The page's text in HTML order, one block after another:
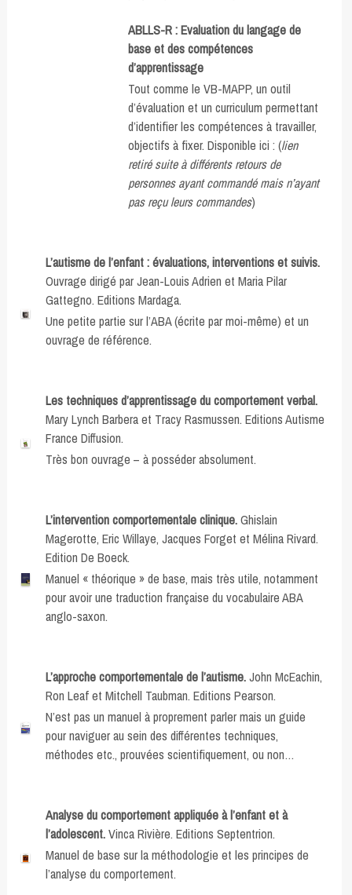
ABLLS-R : Evaluation du langage de
base et des compétences
d’apprentissage
Tout comme le VB-MAPP, un outil
d’évaluation et un curriculum permettant
d’identifier les compétences à travailler,
objectifs à fixer. Disponible ici : (lien
retiré suite à différents retours de
personnes ayant commandé mais n’ayant
pas reçu leurs commandes)
L’autisme de l’enfant : évaluations, interventions et suivis.
Ouvrage dirigé par Jean-Louis Adrien et Maria Pilar
Gattegno. Editions Mardaga.
Une petite partie sur l’ABA (écrite par moi-même) et un
ouvrage de référence.
Les techniques d’apprentissage du comportement verbal.
Mary Lynch Barbera et Tracy Rasmussen. Editions Autisme
France Diffusion.
Très bon ouvrage – à posséder absolument.
L’intervention comportementale clinique.Ghislain
Magerotte, Eric Willaye, Jacques Forget et Mélina Rivard.
Edition De Boeck.
Manuel « théorique » de base, mais très utile, notamment
pour avoir une traduction française du vocabulaire ABA
anglo-saxon.
L’approche comportementale de l’autisme.John McEachin,
Ron Leaf et Mitchell Taubman. Editions Pearson.
N’est pas un manuel à proprement parler mais un guide
pour naviguer au sein des différentes techniques,
méthodes etc., prouvées scientifiquement, ou non…
Analyse du comportement appliquée à l’enfant et à
l’adolescent.Vinca Rivière. Editions Septentrion.
Manuel de base sur la méthodologie et les principes de
l’analyse du comportement.